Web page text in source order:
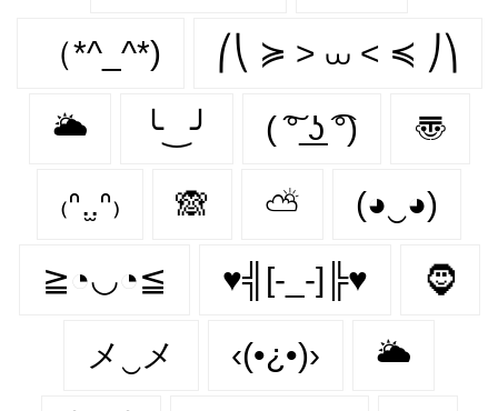
（*^_^*) ⎛⎝ ≽ > ⩊ < ≼ ⎠⎞
🌥 ╰‿╯ ( ͠° ͟ʖ ͡°) 〠
₍ᐢ.̫.ᐢ₎ 🙈 ⛅ (◕‿◕)
≧◔◡◔≦ ♥╣[-_-]╠♥ 🧔‍
メ‿メ ‹(•¿•)› 🌥️